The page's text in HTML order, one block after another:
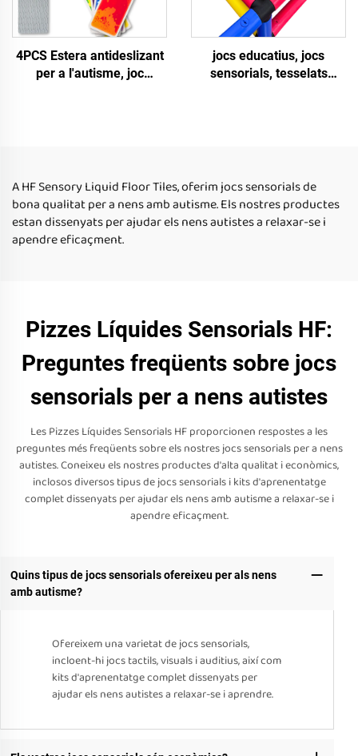
4PCS Estera antideslizant
per a l'autisme, joc
jocs educatius, jocs
sensorials, tesselats
A HF Sensory Liquid Floor Tiles, oferim jocs sensorials de
bona qualitat per a nens amb autisme. Els nostres productes
estan dissenyats per ajudar els nens autistes a relaxar-se i
apendre eficaçment.
Pizzes Líquides Sensorials HF:
Preguntes freqüents sobre jocs
sensorials per a nens autistes
Les Pizzes Líquides Sensorials HF proporcionen respostes a les
preguntes més freqüents sobre els nostres jocs sensorials per a nens
autistes. Coneixeu els nostres productes d'alta qualitat i econòmics,
inclosos diversos tipus de jocs sensorials i kits d'aprenentatge
complet dissenyats per ajudar els nens amb autisme a relaxar-se i
apendre eficaçment.
Quins tipus de jocs sensorials ofereixeu per als nens
amb autisme?
Ofereixem una varietat de jocs sensorials,
incloent-hi jocs tactils, visuals i auditius, així com
kits d'aprenentatge complet dissenyats per
ajudar els nens autistes a relaxar-se i aprendre.